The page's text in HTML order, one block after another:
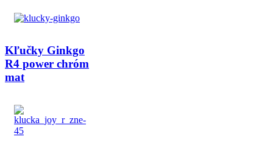
Kľučky Ginkgo
R4 power chróm
mat